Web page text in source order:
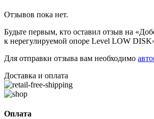
Отзывов пока нет.
Будьте первым, кто оставил отзыв на
к нерегулируемой опоре Level LOW
Для отправки отзыва вам необходимо
Доставка и оплата
Оплата